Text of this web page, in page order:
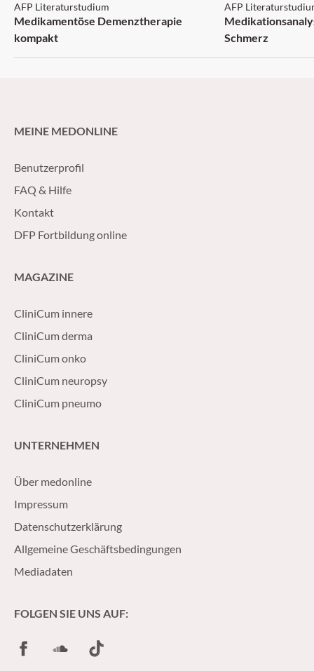
AFP Literaturstudium
Medikamentöse Demenztherapie
kompakt
AFP
Schmerz
MEINE MEDONLINE
Benutzerprofil
FAQ & Hilfe
Kontakt
DFP Fortbildung online
MAGAZINE
CliniCum innere
CliniCum derma
CliniCum onko
CliniCum neuropsy
CliniCum pneumo
UNTERNEHMEN
Über medonline
Impressum
Datenschutzerklärung
Allgemeine Geschäftsbedingungen
Mediadaten
FOLGEN SIE UNS AUF:
FacebookSoundCloud
TikTok